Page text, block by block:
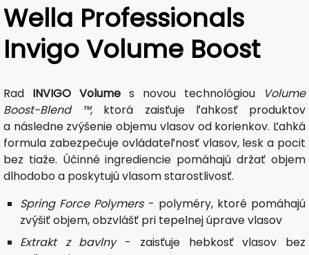
Wella Professionals
Invigo Volume Boost
Rad INVIGO Volume s novou technológiou
Volume
Boost-Blend ™, ktorá zaisťuje ľahkosť produktov
a následne zvýšenie objemu vlasov od korienkov. Ľahká
formula zabezpečuje ovládateľnosť vlasov, lesk a pocit
bez tiaže. Účinné ingrediencie pomáhajú držať objem
dlhodobo a poskytujú vlasom starostlivosť.
Spring Force Polymers- polyméry, ktoré pomáhajú
zvýšiť objem, obzvlášť pri tepelnej úprave vlasov
Extrakt z bavlny- zaisťuje hebkosť vlasov bez